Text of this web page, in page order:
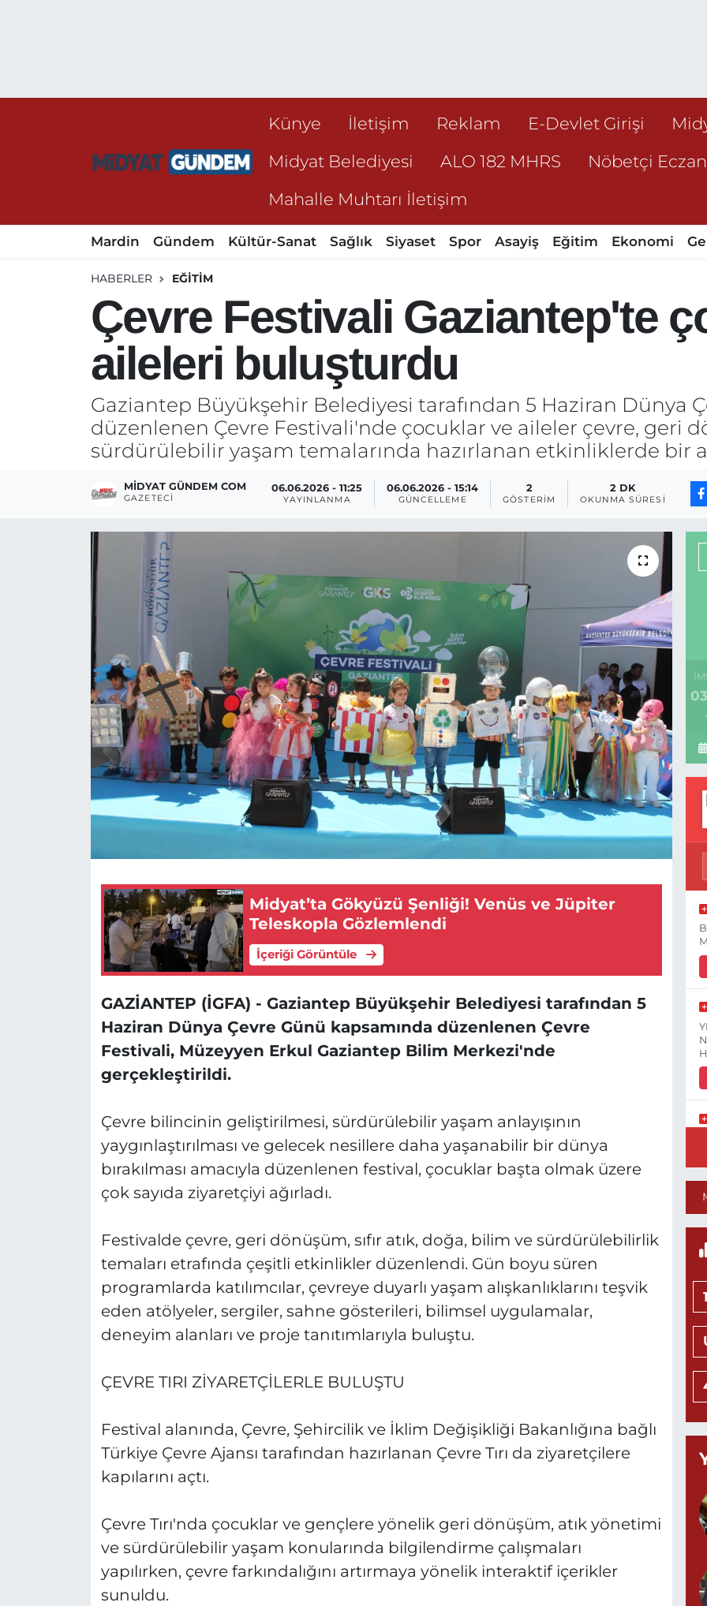
Künye İletişim Reklam E-Devlet Girişi
Midyat Belediyesi
ALO 182 MHRS Nöbetçi
Mahalle Muhtarı İletişim
Mardin Gündem Kültür-Sanat Sağlık Siyaset Spor Asayiş Eğitim Ekonomi
HABERLER EĞITIM
Çevre Festivali Gaziantep'te
aileleri buluşturdu
Gaziantep Büyükşehir Belediyesi tarafından 5 Haziran Dünya
düzenlenen Çevre Festivali'nde çocuklar ve aileler çevre, geri
sürdürülebilir yaşam temalarında hazırlanan etkinliklerde bir
MIDYAT GÜNDEM COM
GAZETECI
06.06.2026 - 11:25
YAYINLANMA
06.06.2026 - 15:14
GÜNCELLEME
2
GÖSTERIM
2 DK
OKUNMA SÜRESI
Midyat’ta Gökyüzü Şenliği! Venüs ve Jüpiter
Teleskopla Gözlemlendi
İçeriği Görüntüle
GAZİANTEP (İGFA) - Gaziantep Büyükşehir Belediyesi tarafından 5
Haziran Dünya Çevre Günü kapsamında düzenlenen Çevre
Festivali, Müzeyyen Erkul Gaziantep Bilim Merkezi'nde
gerçekleştirildi.
Çevre bilincinin geliştirilmesi, sürdürülebilir yaşam anlayışının
yaygınlaştırılması ve gelecek nesillere daha yaşanabilir bir dünya
bırakılması amacıyla düzenlenen festival, çocuklar başta olmak üzere
çok sayıda ziyaretçiyi ağırladı.
Festivalde çevre, geri dönüşüm, sıfır atık, doğa, bilim ve sürdürülebilirlik
temaları etrafında çeşitli etkinlikler düzenlendi. Gün boyu süren
programlarda katılımcılar, çevreye duyarlı yaşam alışkanlıklarını teşvik
eden atölyeler, sergiler, sahne gösterileri, bilimsel uygulamalar,
deneyim alanları ve proje tanıtımlarıyla buluştu.
ÇEVRE TIRI ZİYARETÇİLERLE BULUŞTU
Festival alanında, Çevre, Şehircilik ve İklim Değişikliği Bakanlığına bağlı
Türkiye Çevre Ajansı tarafından hazırlanan Çevre Tırı da ziyaretçilere
kapılarını açtı.
Çevre Tırı'nda çocuklar ve gençlere yönelik geri dönüşüm, atık yönetimi
ve sürdürülebilir yaşam konularında bilgilendirme çalışmaları
yapılırken, çevre farkındalığını artırmaya yönelik interaktif içerikler
sunuldu.